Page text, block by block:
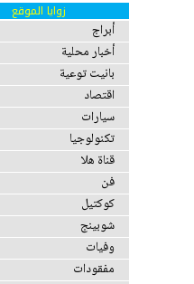
زوايا الموقع
أبراج
أخبار محلية
بانيت توعية
اقتصاد
سيارات
تكنولوجيا
قناة هلا
فن
كوكتيل
شوبينج
وفيات
مفقودات